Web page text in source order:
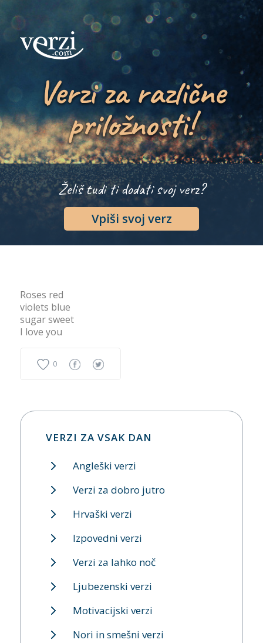
Verzi za različne
priložnosti!
Želiš tudi ti dodati svoj verz?
Vpiši svoj verz
Roses red
violets blue
sugar sweet
I love you
0
VERZI ZA VSAK DAN
Angleški verzi
Verzi za dobro jutro
Hrvaški verzi
Izpovedni verzi
Verzi za lahko noč
Ljubezenski verzi
Motivacijski verzi
Nori in smešni verzi